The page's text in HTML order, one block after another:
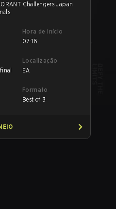
Challengers Japan
Hora de início
07:16
Localização
EA
Formato
Best of 3